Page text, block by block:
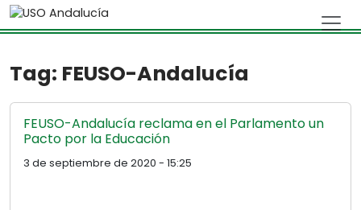
Skip to main content
Tag: FEUSO-Andalucía
FEUSO-Andalucía reclama en el Parlamento un
Pacto por la Educación
3 de septiembre de 2020 - 15:25